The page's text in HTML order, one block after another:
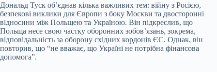
Дональд Туск об’єднав кілька важливих тем: війну з Росією,
безпекові виклики для Європи з боку Москви та двосторонні
відносини між Польщею та Україною. Він підкреслив, що
Польща несе свою частку оборонних зобов’язань, зокрема,
відповідальність за оборону східних кордонів ЄС. Однак, він
повторив, що “не вважає, що Україні не потрібна фінансова
допомога”.